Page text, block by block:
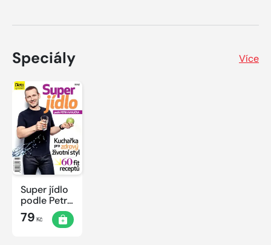
Speciály Více
Super jídlo
podle Petra
Havlíčka
79 Kč